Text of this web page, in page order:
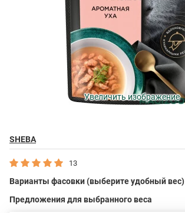
SHEBA
Увеличить изображение
13
Варианты фасовки (выберите удобный вес)
Предложения для выбранного веса